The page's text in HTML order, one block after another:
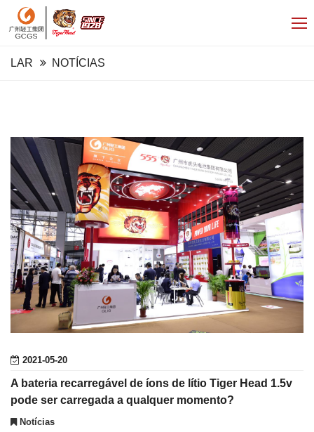
LAR NOTÍCIAS
2021-05-20
A bateria recarregável de íons de lítio Tiger Head 1.5v
pode ser carregada a qualquer momento?
Notícias